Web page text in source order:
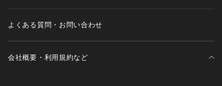
よくある質問・お問い合わせ
会社概要・利用規約など